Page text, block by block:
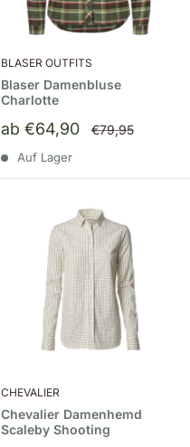
BLASER OUTFITS
Blaser Damenbluse
Charlotte
Sonderpreis
ab €64,90 Normalpreis
€79,95
Auf Lager
CHEVALIER
Chevalier Damenhemd
Scaleby Shooting